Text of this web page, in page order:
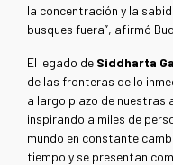
la concentración y la
busques fuera”, afirmó
El legado de Siddharta
de las fronteras de lo
a largo plazo de nuestras
inspirando a miles de
mundo en constante
tiempo y se presentan